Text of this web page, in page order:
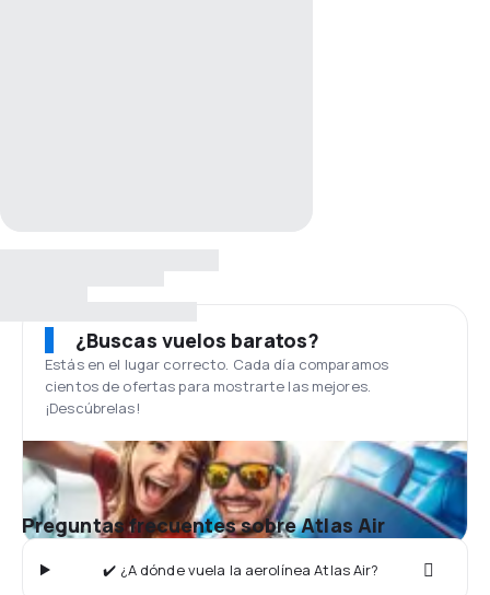
¿Buscas vuelos baratos?
Estás en el lugar correcto. Cada día comparamos
cientos de ofertas para mostrarte las mejores.
¡Descúbrelas!
Preguntas frecuentes sobre Atlas Air
✔️ ¿A dónde vuela la aerolínea Atlas Air?